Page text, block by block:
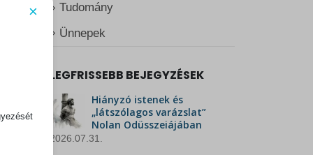
Tudomány
Ünnepek
LEGFRISSEBB BEJEGYZÉSEK
Hiányzó istenek és
„látszólagos varázslat”
Nolan Odüsszeiájában
2026.07.31.
×